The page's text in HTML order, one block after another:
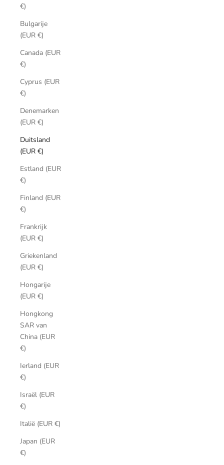
€)
Bulgarije
(EUR €)
Canada (EUR
€)
Cyprus (EUR
€)
Denemarken
(EUR €)
Duitsland
(EUR €)
Estland (EUR
€)
Finland (EUR
€)
Frankrijk
(EUR €)
Griekenland
(EUR €)
Hongarije
(EUR €)
Hongkong
SAR van
China (EUR
€)
Ierland (EUR
€)
Israël (EUR
€)
Italië (EUR €)
Japan (EUR
€)